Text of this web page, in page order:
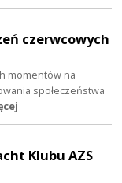
czerwcowych
momentów na
społeczeństwa
Klubu AZS